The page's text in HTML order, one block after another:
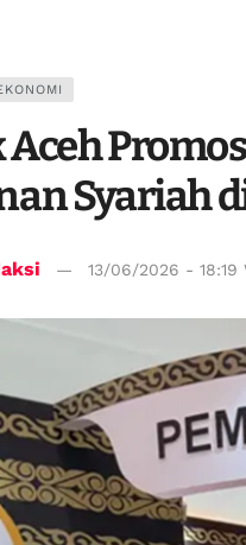
Syariah
13/06/2026 - 18:19